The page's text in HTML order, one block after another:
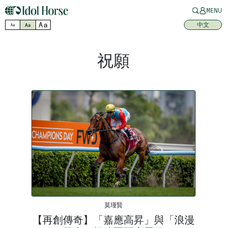
MENU
Aa Aa Aa 中文
祝願
莫瑾賢
【再創傳奇】「嘉應高昇」與「浪漫